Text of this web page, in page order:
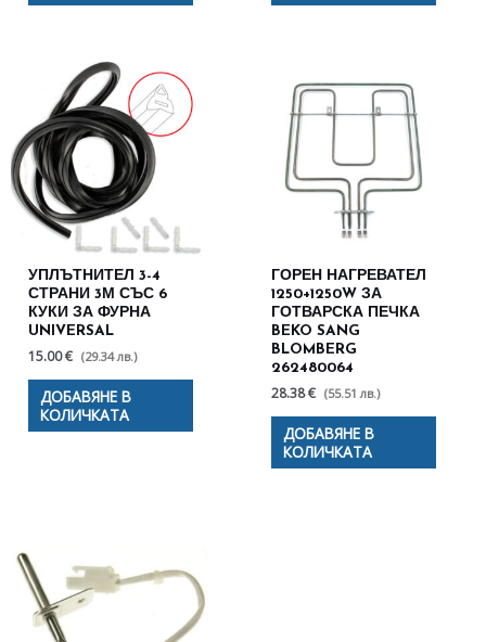
УПЛЪТНИТЕЛ 3-4
СТРАНИ 3М СЪС 6
КУКИ ЗА ФУРНА
UNIVERSAL
15.00 € (29.34 лв.)
ДОБАВЯНЕ В
КОЛИЧКАТА
ГОРЕН НАГРЕВАТЕЛ
1250+1250W ЗА
ГОТВАРСКА ПЕЧКА
BEKO SANG
BLOMBERG
262480064
28.38 € (55.51 лв.)
ДОБАВЯНЕ В
КОЛИЧКАТА